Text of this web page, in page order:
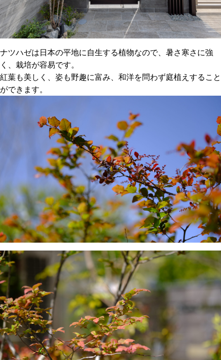
ナツハゼは日本の平地に自生する植物なので、暑さ寒さに強
く、栽培が容易です。
紅葉も美しく、姿も野趣に富み、和洋を問わず庭植えすること
ができます。